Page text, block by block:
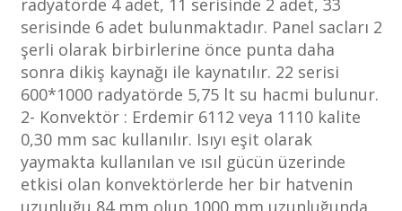
radyatörde 4 adet, 11 serisinde 2 adet, 33
serisinde 6 adet bulunmaktadır. Panel sacları 2
şerli olarak birbirlerine önce punta daha
sonra dikiş kaynağı ile kaynatılır. 22 serisi
600*1000 radyatörde 5,75 lt su hacmi bulunur.
2- Konvektör : Erdemir 6112 veya 1110 kalite
0,30 mm sac kullanılır. Isıyı eşit olarak
yaymakta kullanılan ve ısıl gücün üzerinde
etkisi olan konvektörlerde her bir hatvenin
uzunluğu 84 mm olup 1000 mm uzunluğunda